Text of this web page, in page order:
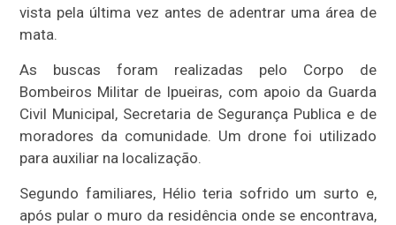
vista pela última vez antes de adentrar uma área de
mata.
As buscas foram realizadas pelo Corpo de
Bombeiros Militar de Ipueiras, com apoio da Guarda
Civil Municipal, Secretaria de Segurança Publica e de
moradores da comunidade. Um drone foi utilizado
para auxiliar na localização.
Segundo familiares, Hélio teria sofrido um surto e,
após pular o muro da residência onde se encontrava,